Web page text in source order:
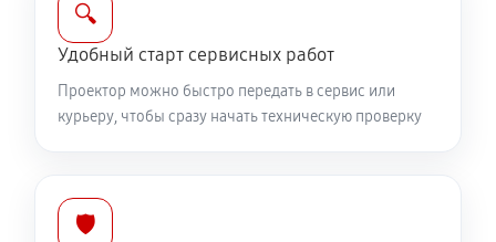
🔍
Удобный старт сервисных работ
Проектор можно быстро передать в сервис или
курьеру, чтобы сразу начать техническую проверку
🛡️